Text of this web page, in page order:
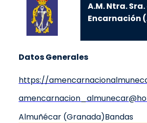
A.M. Ntra.
Encarnación
Datos Generales
https://
Almuñécar (Granada)Bandas